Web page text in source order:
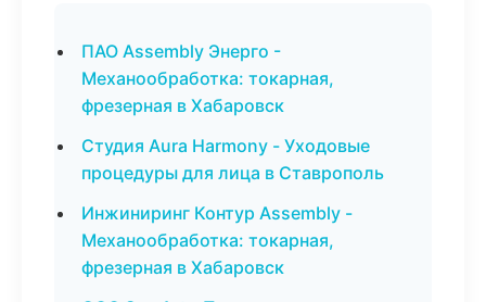
ПАО Assembly Энерго -
Механообработка: токарная,
фрезерная в Хабаровск
Студия Aura Harmony - Уходовые
процедуры для лица в Ставрополь
Инжиниринг Контур Assembly -
Механообработка: токарная,
фрезерная в Хабаровск